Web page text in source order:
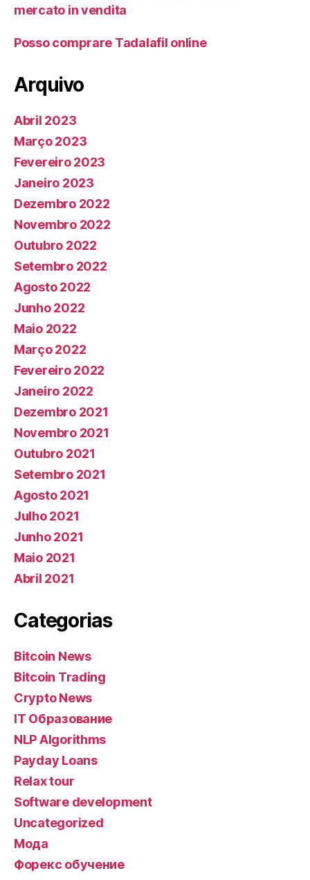
mercato in vendita
Posso comprare Tadalafil online
Arquivo
Abril 2023
Março 2023
Fevereiro 2023
Janeiro 2023
Dezembro 2022
Novembro 2022
Outubro 2022
Setembro 2022
Agosto 2022
Junho 2022
Maio 2022
Março 2022
Fevereiro 2022
Janeiro 2022
Dezembro 2021
Novembro 2021
Outubro 2021
Setembro 2021
Agosto 2021
Julho 2021
Junho 2021
Maio 2021
Abril 2021
Categorias
Bitcoin News
Bitcoin Trading
Crypto News
IT Образование
NLP Algorithms
Payday Loans
Relax tour
Software development
Uncategorized
Мода
Форекс обучение